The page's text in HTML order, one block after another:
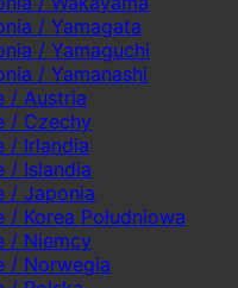
/ Yamagata
/ Yamaguchi
/ Yamanashi
/ Austria
/ Czechy
/ Irlandia
/ Islandia
/ Japonia
/ Korea Południowa
/ Niemcy
/ Norwegia